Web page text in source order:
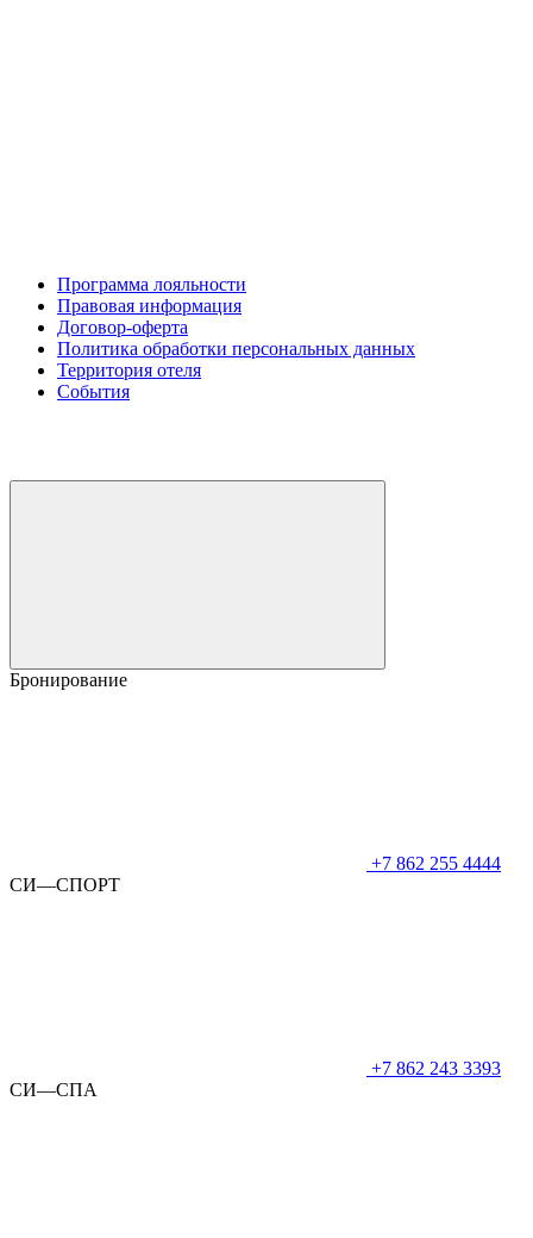
Программа лояльности
Правовая информация
Договор-оферта
Политика обработки персональных данных
Территория отеля
События
Бронирование
+7 862 255 4444
СИ—СПОРТ
+7 862 243 3393
СИ—СПА